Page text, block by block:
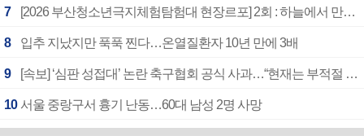
7 [2026 부산청소년극지체험탐험대 현장르포] 2회 : 하늘에서 만난 얼음의 나라
8 입추 지났지만 푹푹 찐다…온열질환자 10년 만에 3배
9 [속보] ‘심판 성접대’ 논란 축구협회 공식 사과…“현재는 부적절 행위 없어”
10 서울 중랑구서 흉기 난동…60대 남성 2명 사망